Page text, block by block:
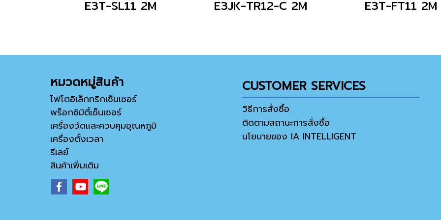
E3T-SL11 2M E3JK-TR12-C 2M E3T-FT11 2M
หมวดหมู่สินค้า
โฟโตอิเล็กทริกเซ็นเซอร์
พร็อกซิมิตี้เซ็นเซอร์
เครื่องวัดและควบคุมอุณหภูมิ
เครื่องตั้งเวลา
รีเลย์
สินค้าเพิ่มเติม
CUSTOMER SERVICES
วิธีการสั่งซื้อ
ติดตามสถานะการสั่งซื้อ
นโยบายของ IA INTELLIGENT